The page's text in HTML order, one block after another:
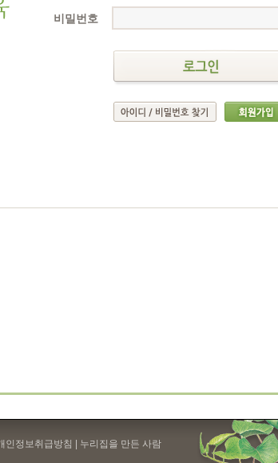
비밀번호
인정보취급방침 | 누리집을 만든 사람